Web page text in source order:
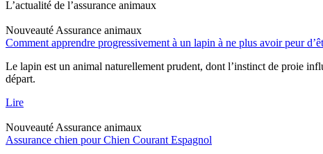
L’actualité de l’assurance animaux
Nouveauté Assurance animaux
Comment apprendre progressivement à un lapin à ne plus avoir peur
Le lapin est un animal naturellement prudent, dont l’instinct de proie
départ.
Lire
Nouveauté Assurance animaux
Assurance chien pour Chien Courant Espagnol